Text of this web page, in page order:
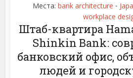
Места: bank architecture •
workplace
Штаб-квартира
Shinkin Bank:
банковский офис,
людей и